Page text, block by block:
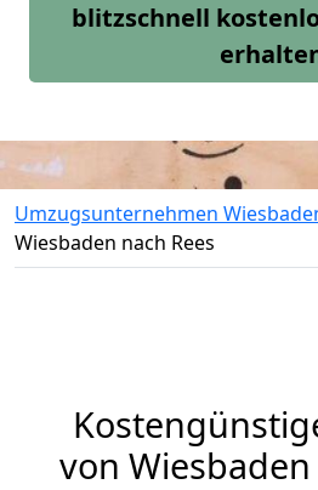
blitzschnell
Umzugsunternehmen
Wiesbaden nach Rees
von Wiesbaden